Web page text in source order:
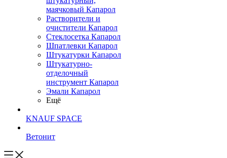
маячковый Капарол
Растворители и
очистители Капарол
Cтеклосетка Капарол
Шпатлевки Капарол
Штукатурки Капарол
Штукатурно-
отделочный
инструмент Капарол
Эмали Капарол
Ещё
KNAUF SPACE
Ветонит